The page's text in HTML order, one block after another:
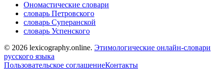
Ономастические словари
словарь Петровского
словарь Суперанской
словарь Успенского
© 2026 lexicography.online. Этимологические онлайн-словари
русского языка
Пользовательское соглашениеКонтакты